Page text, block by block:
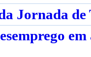
Jornada